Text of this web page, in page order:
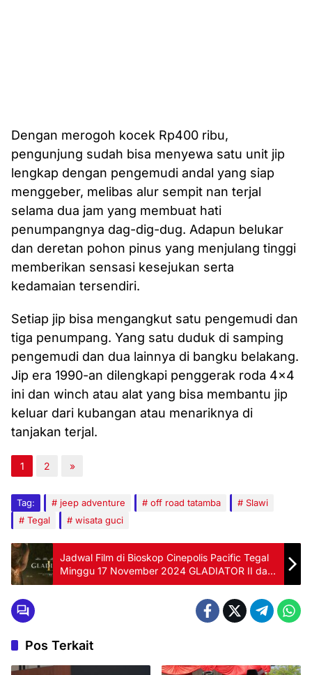
Dengan merogoh kocek Rp400 ribu,
pengunjung sudah bisa menyewa satu unit jip
lengkap dengan pengemudi andal yang siap
menggeber, melibas alur sempit nan terjal
selama dua jam yang membuat hati
penumpangnya dag-dig-dug. Adapun belukar
dan deretan pohon pinus yang menjulang tinggi
memberikan sensasi kesejukan serta
kedamaian tersendiri.
Setiap jip bisa mengangkut satu pengemudi dan
tiga penumpang. Yang satu duduk di samping
pengemudi dan dua lainnya di bangku belakang.
Jip era 1990-an dilengkapi penggerak roda 4×4
ini dan winch atau alat yang bisa membantu jip
keluar dari kubangan atau menariknya di
tanjakan terjal.
1 2 »
Tag: jeep adventure off road tatamba
Slawi
Tegal
wisata guci
Jadwal Film di Bioskop Cinepolis Pacific Tegal
Minggu 17 November 2024 GLADIATOR II dan
BILA ESOK IBU TIADA
Pos Terkait